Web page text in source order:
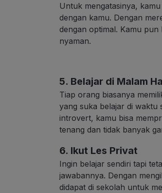
Untuk mengatasinya,
dengan kamu. Dengan
dengan optimal. Kamu
nyaman.
5. Belajar di Malam
Tiap orang biasanya
yang suka belajar di waktu
introvert, kamu bisa
tenang dan tidak banyak
6. Ikut Les Privat
Ingin belajar sendiri tapi
jawabannya. Dengan
didapat di sekolah untuk